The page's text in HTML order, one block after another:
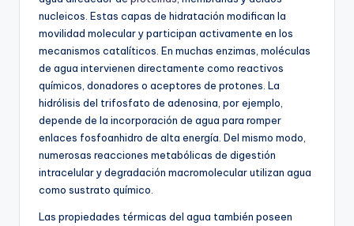
nucleicos. Estas capas de hidratación modifican la
movilidad molecular y participan activamente en los
mecanismos catalíticos. En muchas enzimas, moléculas
de agua intervienen directamente como reactivos
químicos, donadores o aceptores de protones. La
hidrólisis del trifosfato de adenosina, por ejemplo,
depende de la incorporación de agua para romper
enlaces fosfoanhidro de alta energía. Del mismo modo,
numerosas reacciones metabólicas de digestión
intracelular y degradación macromolecular utilizan agua
como sustrato químico.
Las propiedades térmicas del agua también poseen